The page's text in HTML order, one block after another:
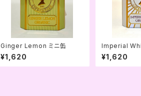
Ginger Lemon ミニ缶
¥1,620
Imperial
¥1,620